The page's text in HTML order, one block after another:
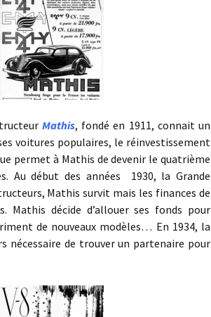
Mathis, fondé en 1911, connait un
voitures populaires, le réinvestissement
permet à Mathis de devenir le quatrième
Au début des années 1930, la Grande
Mathis survit mais les finances de
décide d’allouer ses fonds pour
de nouveaux modèles… En 1934, la
nécessaire de trouver un partenaire pour